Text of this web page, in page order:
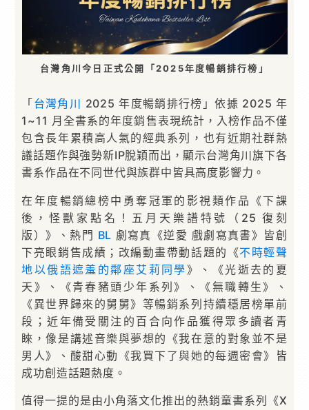
台灣角川今日正式公開「2025年度暢銷排行榜」
「台灣角川 2025 年度暢銷排行榜」依據 2025 年
1~11 月全書系的年度銷售表現統計，入榜作品不僅
包含長年累積高人氣的經典系列，也有近期社群熱
議話題作與強勢新IP脫穎而出，顯示台灣角川旗下各
書系作品在不同世代與族群中皆具高度影響力。
在年度暢銷總榜中勇奪冠軍的影視類作品《下課
後，怪獸家點名！五月天樂譜特號（25 復刻
版）》、熱門 BL 劇寫真《逆愛 戲劇寫真書》皆創
下亮眼銷售成績；改編動畫帶動話題的《不時輕聲
地以俄語遮羞的鄰座艾莉同學》、《光逝去的夏
天》、《青春豬頭少年系列》、《無職轉生》、
《異世界歸來的舅舅》等暢銷系列持續穩居榜單前
段；近年備受關注的百合向作品獲得眾多讀者青
睞，像是講述音樂與夢想的《我在意的對象並不是
男人》、酸甜心動《我買下了與她的每週密會》皆
成功創造話題熱度。
值得一提的是由小角落文化推出的熱銷童書系列《X